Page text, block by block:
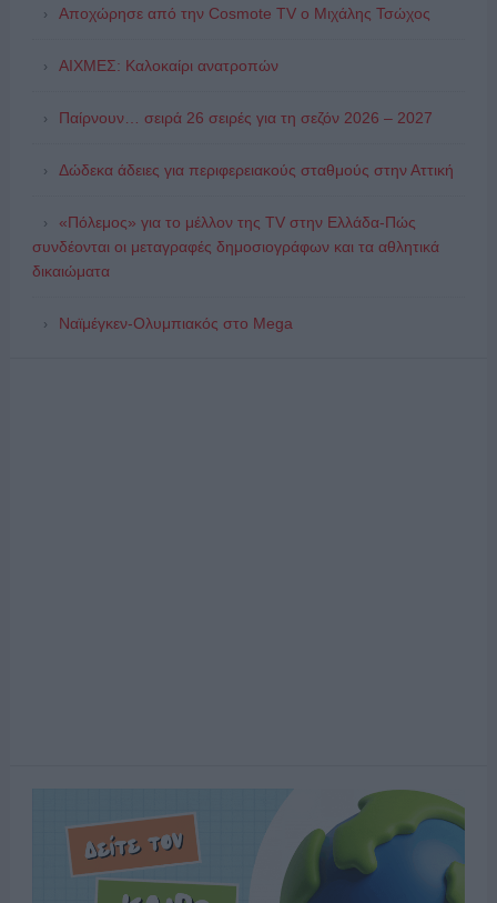
Αποχώρησε από την Cosmote TV o Μιχάλης Τσώχος
ΑΙΧΜΕΣ: Καλοκαίρι ανατροπών
Παίρνουν… σειρά 26 σειρές για τη σεζόν 2026 – 2027
Δώδεκα άδειες για περιφερειακούς σταθμούς στην Αττική
«Πόλεμος» για το μέλλον της TV στην Ελλάδα-Πώς
συνδέονται οι μεταγραφές δημοσιογράφων και τα αθλητικά
δικαιώματα
Ναϊμέγκεν-Ολυμπιακός στο Mega